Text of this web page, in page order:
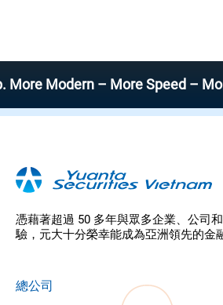
– More Speed – More
憑藉著超過 50 多年與眾多企業、公司
驗，元大十分榮幸能成為亞洲領先的金
總公司